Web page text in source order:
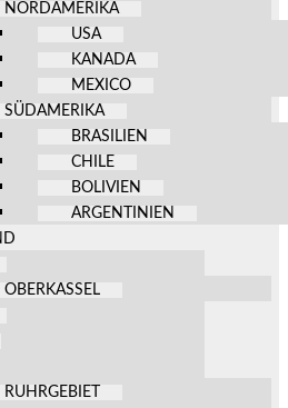
NORDAMERIKA
USA
KANADA
MEXICO
SÜDAMERIKA
BRASILIEN
CHILE
BOLIVIEN
ARGENTINIEN
OBERKASSEL
RUHRGEBIET